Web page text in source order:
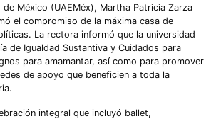
México (UAEMéx), Martha Patricia Zarza
el compromiso de la máxima casa de
La rectora informó que la universidad
de Igualdad Sustantiva y Cuidados para
para amamantar, así como para promover
de apoyo que beneficien a toda la
integral que incluyó ballet,